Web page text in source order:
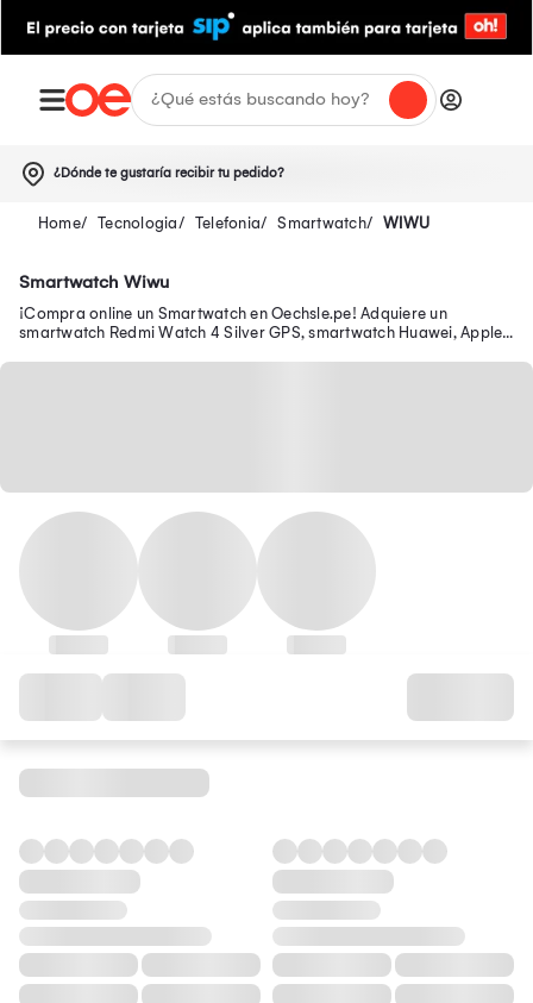
¿Dónde te gustaría recibir tu pedido?
Tecnologia Telefonia Smartwatch WIWU
Smartwatch Wiwu
¡Compra online un Smartwatch en Oechsle.pe! Adquiere un
smartwatch Redmi Watch 4 Silver GPS, smartwatch Huawei, Apple